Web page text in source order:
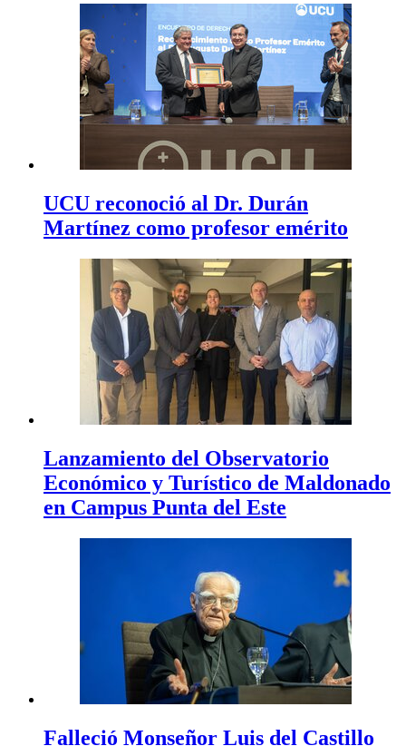
UCU reconoció al Dr. Durán
Martínez como profesor emérito
Lanzamiento del Observatorio
Económico y Turístico de Maldonado
en Campus Punta del Este
Falleció Monseñor Luis del Castillo